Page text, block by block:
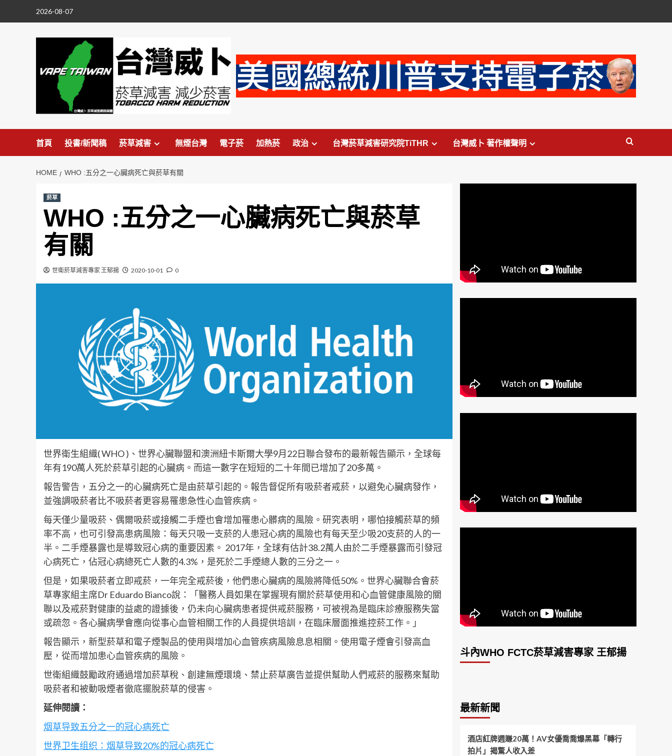
2026-08-07
首頁 投書/新聞稿 菸草減害 無煙台灣 電子菸 加熱菸 政治 台灣菸草減害研究院TiTHR 台灣威卜 著作權聲明
HOME WHO :五分之一心臟病死亡與菸草有關
菸草
WHO :五分之一心臟病死亡與菸草
有關
世衛菸草減害專家 王郁揚 2020-10-01 0
世界衛生組織( WHO )、世界心臟聯盟和澳洲紐卡斯爾大學9月22日聯合發布的最新報告顯示，全球每
年有190萬人死於菸草引起的心臟病。而這一數字在短短的二十年間已增加了20多萬。
報告警告，五分之一的心臟病死亡是由菸草引起的。報告督促所有吸菸者戒菸，以避免心臟病發作，
並強調吸菸者比不吸菸者更容易罹患急性心血管疾病。
每天僅少量吸菸、偶爾吸菸或接觸二手煙也會增加罹患心髒病的風險。研究表明，哪怕接觸菸草的頻
率不高，也可引發高患病風險：每天只吸一支菸的人患冠心病的風險也有每天至少吸20支菸的人的一
半。二手煙暴露也是導致冠心病的重要因素。 2017年，全球有估計38.2萬人由於二手煙暴露而引發冠
心病死亡，佔冠心病總死亡人數的4.3%，是死於二手煙總人數的三分之一。
但是，如果吸菸者立即戒菸，一年完全戒菸後，他們患心臟病的風險將降低50%。世界心臟聯合會菸
草專家組主席Dr Eduardo Bianco說：「醫務人員如果在掌握現有關於菸草使用和心血管健康風險的關
聯以及戒菸對健康的益處的證據後，仍未向心臟病患者提供戒菸服務，可被視為是臨床診療服務失當
或疏忽。各心臟病學會應向從事心血管相關工作的人員提供培訓，在臨床層面推進控菸工作。」
報告顯示，新型菸草和電子煙製品的使用與增加心血管疾病風險息息相關。使用電子煙會引發高血
壓，從而增加患心血管疾病的風險。
世衛組織鼓勵政府通過增加菸草稅、創建無煙環境、禁止菸草廣告並提供幫助人們戒菸的服務來幫助
吸菸者和被動吸煙者徹底擺脫菸草的侵害。
延伸閱讀：
烟草导致五分之一的冠心病死亡
世界卫生组织：烟草导致20%的冠心病死亡
斗內WHO FCTC菸草減害專家 王郁揚
最新新聞
酒店紅牌週賺20萬！AV女優喬喬爆黑幕「轉行
拍片」揭驚人收入差